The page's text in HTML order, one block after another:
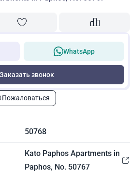
WhatsApp
Заказать звонок
Пожаловаться
50768
Kato Paphos Apartments in
Paphos, No. 50767